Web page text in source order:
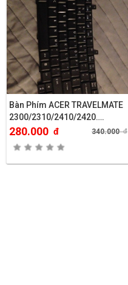
Bàn Phím ACER TRAVELMATE
2300/2310/2410/2420….
280.000 đ 340.000đ